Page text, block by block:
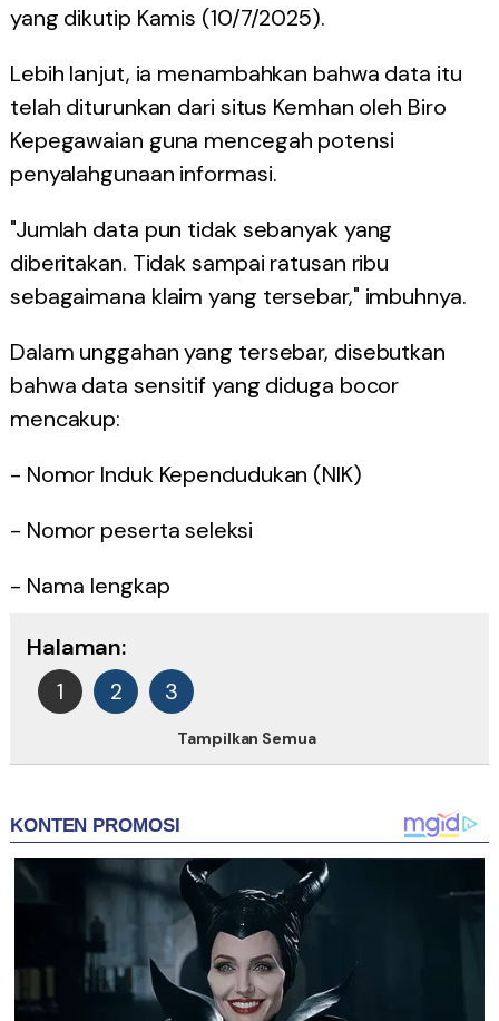
yang dikutip Kamis (10/7/2025).
Lebih lanjut, ia menambahkan bahwa data itu
telah diturunkan dari situs Kemhan oleh Biro
Kepegawaian guna mencegah potensi
penyalahgunaan informasi.
"Jumlah data pun tidak sebanyak yang
diberitakan. Tidak sampai ratusan ribu
sebagaimana klaim yang tersebar," imbuhnya.
Dalam unggahan yang tersebar, disebutkan
bahwa data sensitif yang diduga bocor
mencakup:
- Nomor Induk Kependudukan (NIK)
- Nomor peserta seleksi
- Nama lengkap
Halaman:
1
2 3
Tampilkan Semua